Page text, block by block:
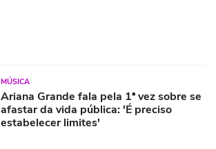
MÚSICA
Ariana Grande fala pela 1ª vez sobre se
afastar da vida pública: 'É preciso
estabelecer limites'